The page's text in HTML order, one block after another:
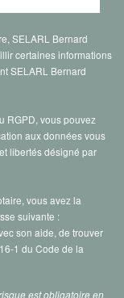
SELARL Bernard
certaines informations
SELARL Bernard
RGPD, vous pouvez
aux données vous
libertés désigné par
vous avez la
suivante :
son aide, de trouver
1 du Code de la
est obligatoire en